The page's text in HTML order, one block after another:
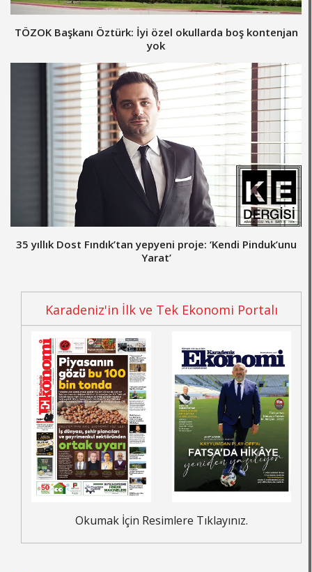
TÖZOK Başkanı Öztürk: İyi özel okullarda boş kontenjan
yok
35 yıllık Dost Fındık’tan yepyeni proje: ‘Kendi Pinduk’unu
Yarat’
Karadeniz'in İlk ve Tek Ekonomi Portalı
Okumak İçin Resimlere Tıklayınız.